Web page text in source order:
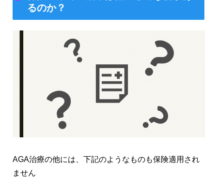
るのか？
AGA治療の他には、下記のようなものも保険適用され
ません